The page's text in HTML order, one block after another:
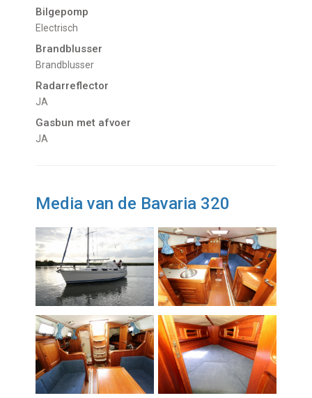
Bilgepomp
Electrisch
Brandblusser
Brandblusser
Radarreflector
JA
Gasbun met afvoer
JA
Media van de Bavaria 320